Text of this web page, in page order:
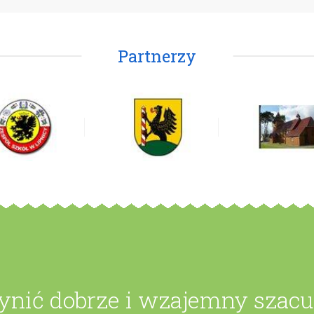
Partnerzy
dobrze i wzajemny